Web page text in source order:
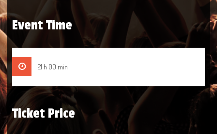
Event Time
21 h 00 min
Ticket Price